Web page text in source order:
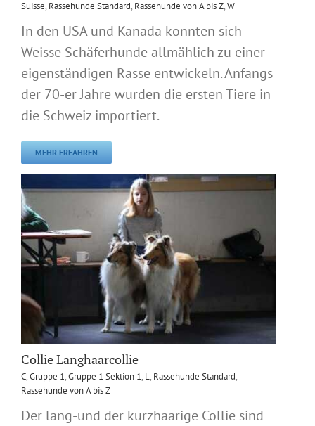
Suisse, Rassehunde Standard, Rassehunde von A bis Z,W
In den USA und Kanada konnten sich
Weisse Schäferhunde allmählich zu einer
eigenständigen Rasse entwickeln. Anfangs
der 70-er Jahre wurden die ersten Tiere in
die Schweiz importiert.
MEHR ERFAHREN
Collie Langhaarcollie
C,Gruppe 1,Gruppe 1 Sektion 1, L, Rassehunde Standard,
Rassehunde von A bis Z
Der lang-und der kurzhaarige Collie sind